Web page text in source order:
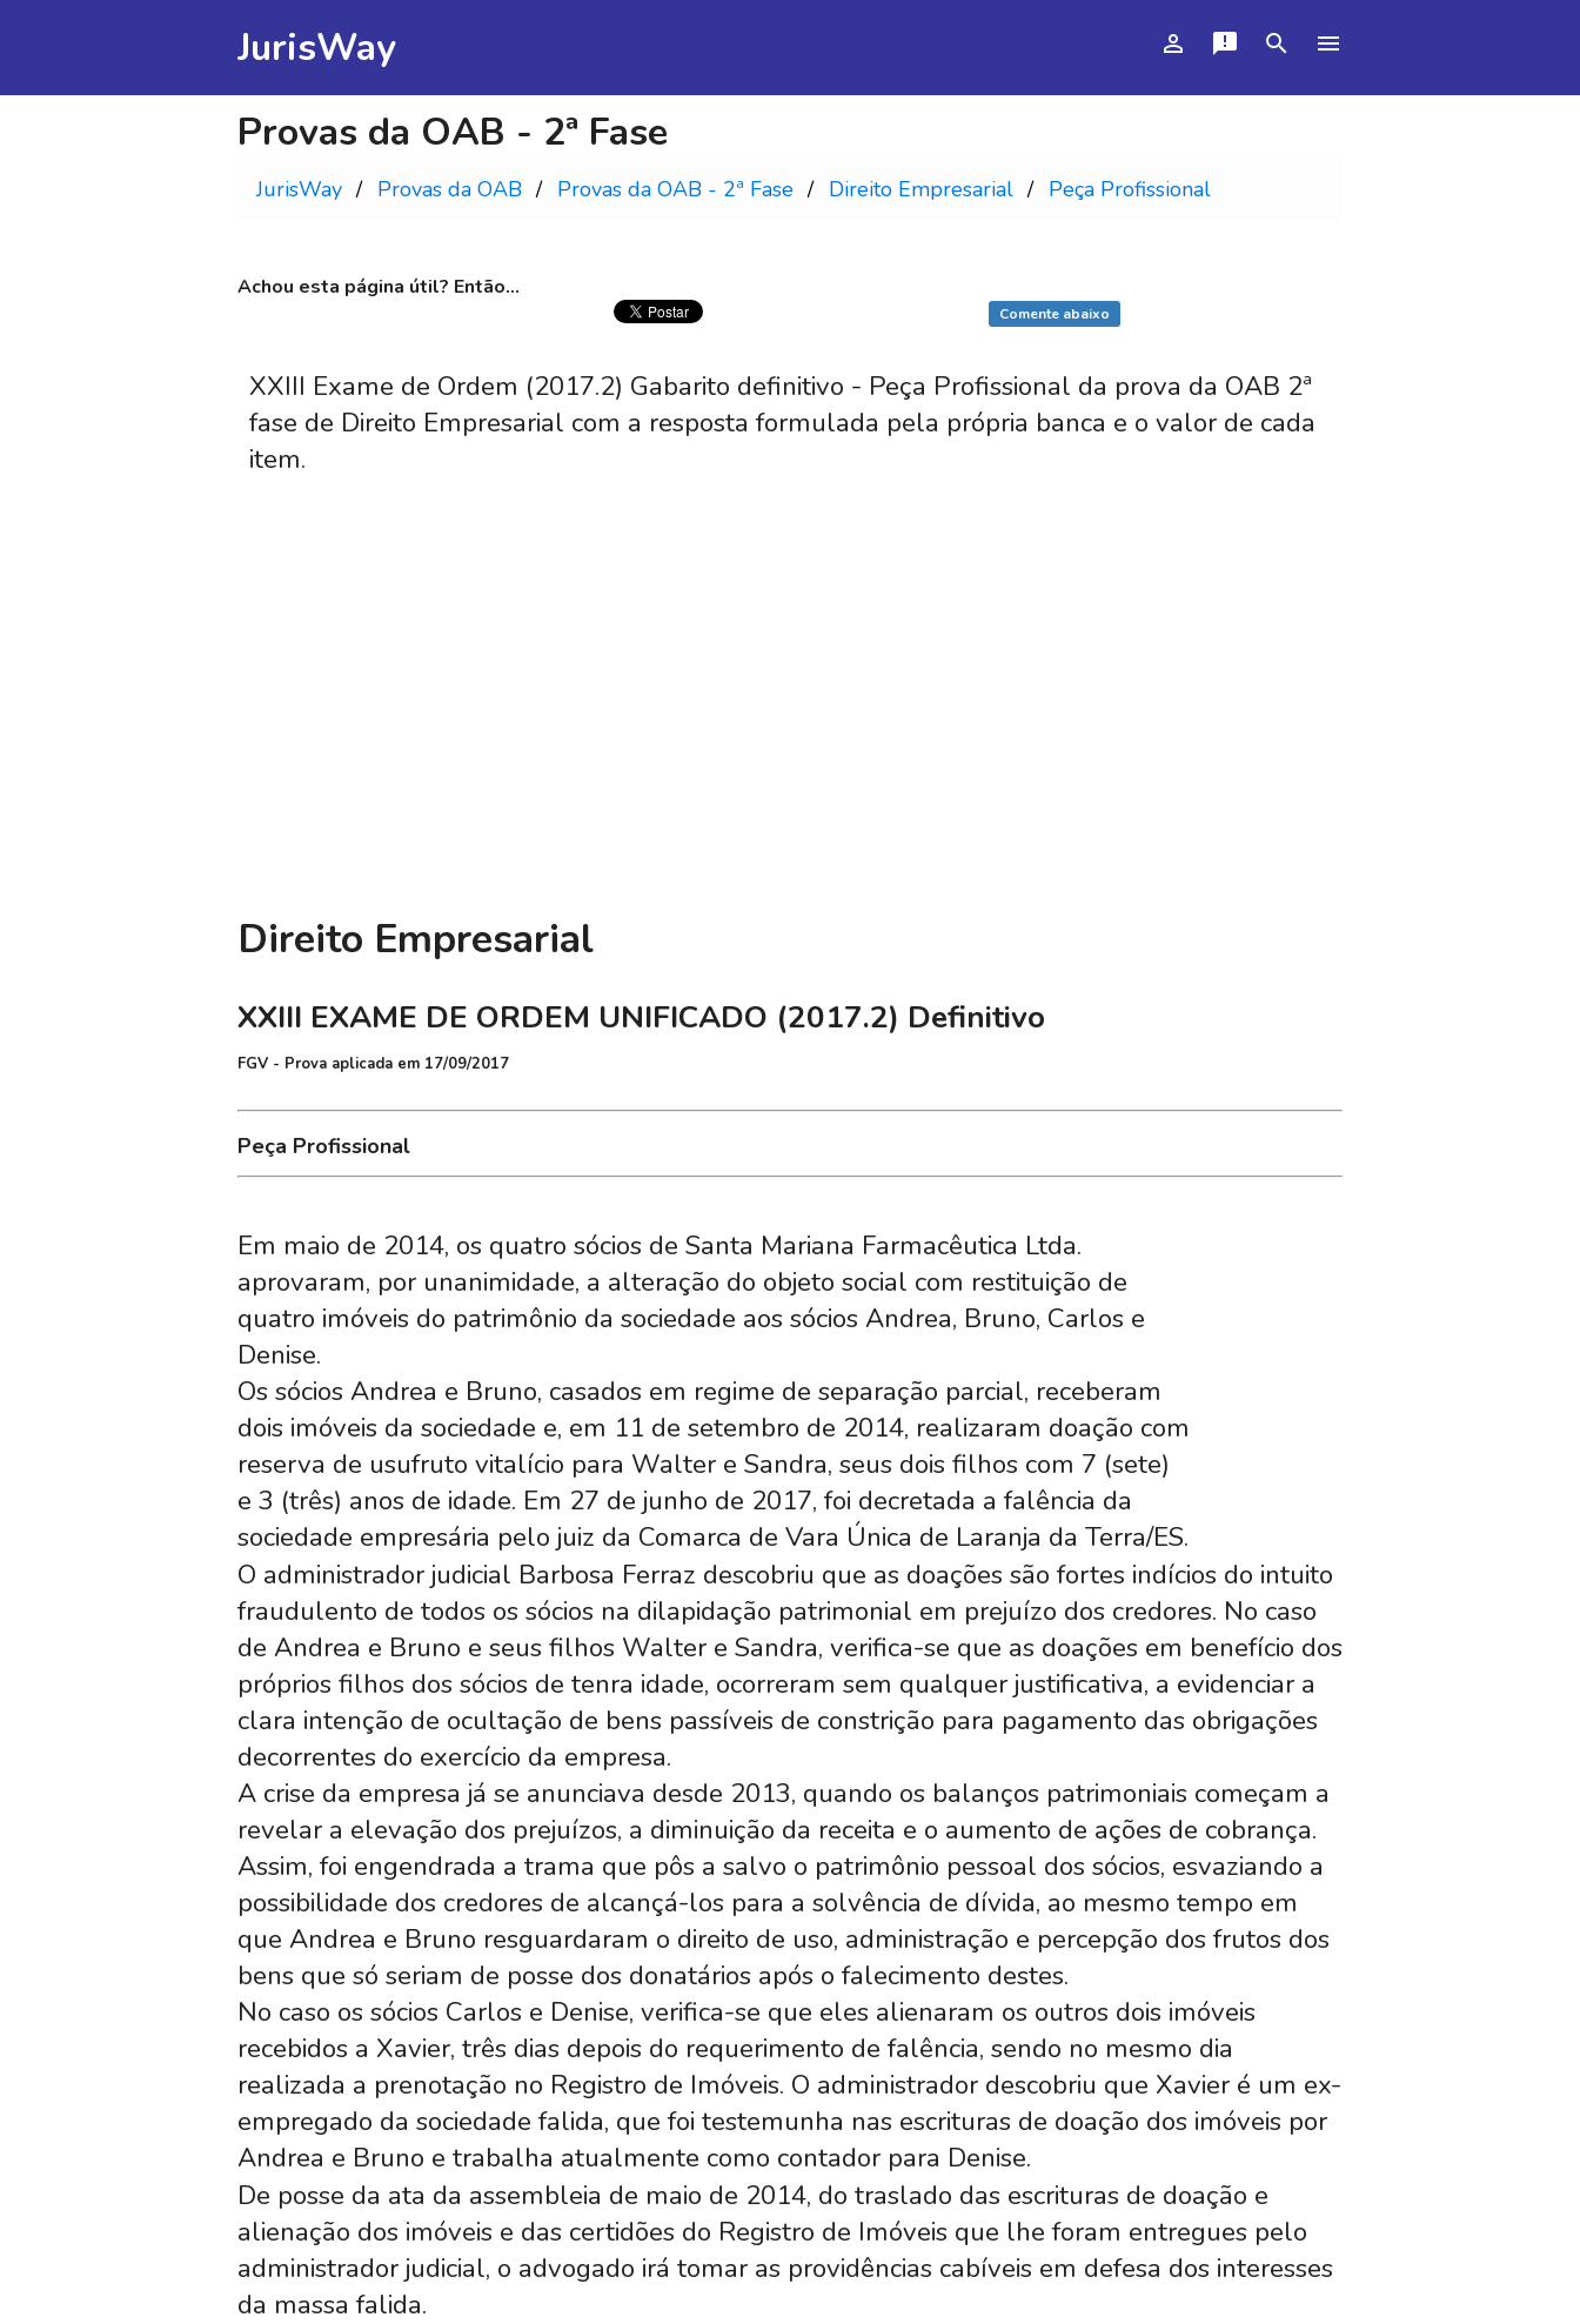
JurisWay person_outline announcement search menu
Provas da OAB - 2ª Fase
JurisWay Provas da OAB Provas da OAB - 2ª Fase Direito Empresarial Peça Profissional
Achou esta página útil? Então...
Comente abaixo
XXIII Exame de Ordem (2017.2) Gabarito definitivo - Peça Profissional da prova da OAB 2ª
fase de Direito Empresarial com a resposta formulada pela própria banca e o valor de cada
item.
Direito Empresarial
XXIII EXAME DE ORDEM UNIFICADO (2017.2) Definitivo
FGV - Prova aplicada em 17/09/2017
Peça Profissional
Em maio de 2014, os quatro sócios de Santa Mariana Farmacêutica Ltda.
aprovaram, por unanimidade, a alteração do objeto social com restituição de
quatro imóveis do patrimônio da sociedade aos sócios Andrea, Bruno, Carlos e
Denise.
Os sócios Andrea e Bruno, casados em regime de separação parcial, receberam
dois imóveis da sociedade e, em 11 de setembro de 2014, realizaram doação com
reserva de usufruto vitalício para Walter e Sandra, seus dois filhos com 7 (sete)
e 3 (três) anos de idade. Em 27 de junho de 2017, foi decretada a falência da
sociedade empresária pelo juiz da Comarca de Vara Única de Laranja da Terra/ES.
O administrador judicial Barbosa Ferraz descobriu que as doações são fortes indícios do intuito
fraudulento de todos os sócios na dilapidação patrimonial em prejuízo dos credores. No caso
de Andrea e Bruno e seus filhos Walter e Sandra, verifica-se que as doações em benefício dos
próprios filhos dos sócios de tenra idade, ocorreram sem qualquer justificativa, a evidenciar a
clara intenção de ocultação de bens passíveis de constrição para pagamento das obrigações
decorrentes do exercício da empresa.
A crise da empresa já se anunciava desde 2013, quando os balanços patrimoniais começam a
revelar a elevação dos prejuízos, a diminuição da receita e o aumento de ações de cobrança.
Assim, foi engendrada a trama que pôs a salvo o patrimônio pessoal dos sócios, esvaziando a
possibilidade dos credores de alcançá-los para a solvência de dívida, ao mesmo tempo em
que Andrea e Bruno resguardaram o direito de uso, administração e percepção dos frutos dos
bens que só seriam de posse dos donatários após o falecimento destes.
No caso os sócios Carlos e Denise, verifica-se que eles alienaram os outros dois imóveis
recebidos a Xavier, três dias depois do requerimento de falência, sendo no mesmo dia
realizada a prenotação no Registro de Imóveis. O administrador descobriu que Xavier é um ex-
empregado da sociedade falida, que foi testemunha nas escrituras de doação dos imóveis por
Andrea e Bruno e trabalha atualmente como contador para Denise.
De posse da ata da assembleia de maio de 2014, do traslado das escrituras de doação e
alienação dos imóveis e das certidões do Registro de Imóveis que lhe foram entregues pelo
administrador judicial, o advogado irá tomar as providências cabíveis em defesa dos interesses
da massa falida.